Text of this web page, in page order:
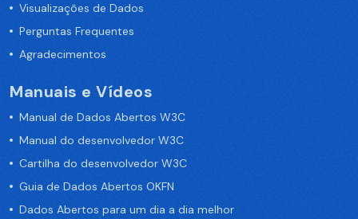
Visualizações de Dados
Perguntas Frequentes
Agradecimentos
Manuais e Vídeos
Manual de Dados Abertos W3C
Manual do desenvolvedor W3C
Cartilha do desenvolvedor W3C
Guia de Dados Abertos OKFN
Dados Abertos para um dia a dia melhor